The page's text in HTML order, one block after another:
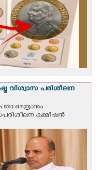
വിശ്വാസ പരിശീലന
മെത്രാനും
കമ്മീഷൻ